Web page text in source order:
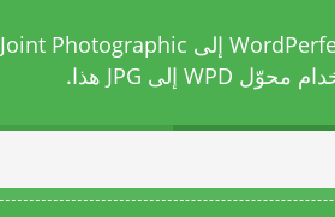
حوّل ملفك من WordPerfect Document File إلى Joint Photographic
محوّل WPD إلى JPG هذا.